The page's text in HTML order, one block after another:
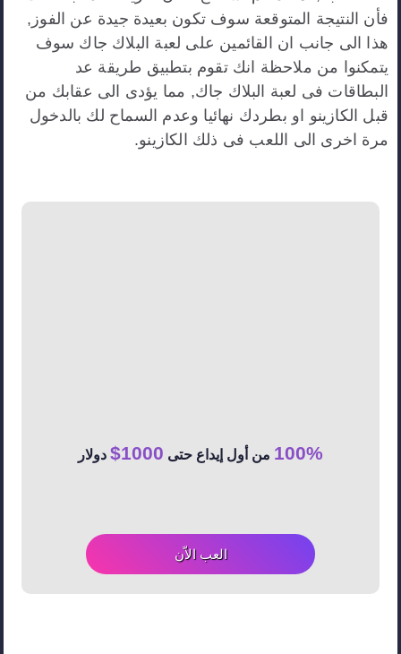
فأن النتيجة المتوقعة سوف تكون بعيدة جيدة عن الفوز,
هذا الى جانب ان القائمين على لعبة البلاك جاك سوف
يتمكنوا من ملاحظة انك تقوم بتطبيق طريقة عد
البطاقات فى لعبة البلاك جاك, مما يؤدى الى عقابك من
قبل الكازينو او بطردك نهائيا وعدم السماح لك بالدخول
مرة اخرى الى اللعب فى ذلك الكازينو.
100% من أول إيداع حتى 1000$ دولار
العب الاّن